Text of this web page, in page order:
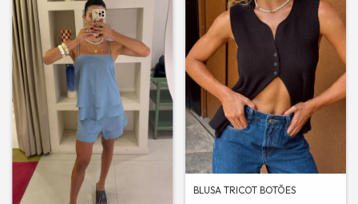
BLUSA TRICOT BOTÕES